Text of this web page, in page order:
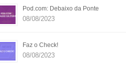
Pod.com: Debaixo da Ponte
08/08/2023
Faz o Check!
08/08/2023